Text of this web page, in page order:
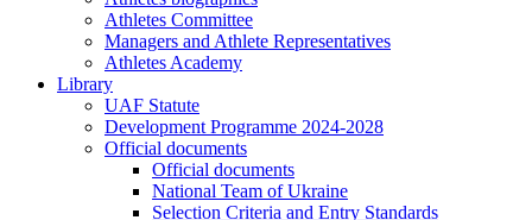
Athletes Committee
Managers and Athlete Representatives
Athletes Academy
Library
UAF Statute
Development Programme 2024-2028
Official documents
Official documents
National Team of Ukraine
Selection Criteria and Entry Standards